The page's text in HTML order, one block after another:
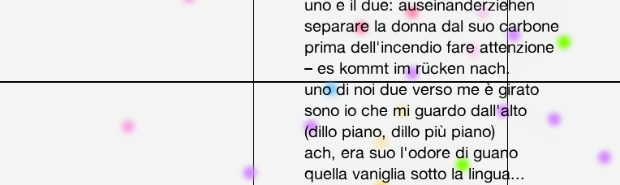
uno e il due: auseinanderziehen
separare la donna dal suo carbone
prima dell'incendio fare attenzione
– es kommt im rücken nach.
uno di noi due verso me è girato
sono io che mi guardo dall'alto
(dillo piano, dillo più piano)
ach, era suo l'odore di guano
quella vaniglia sotto la lingua...